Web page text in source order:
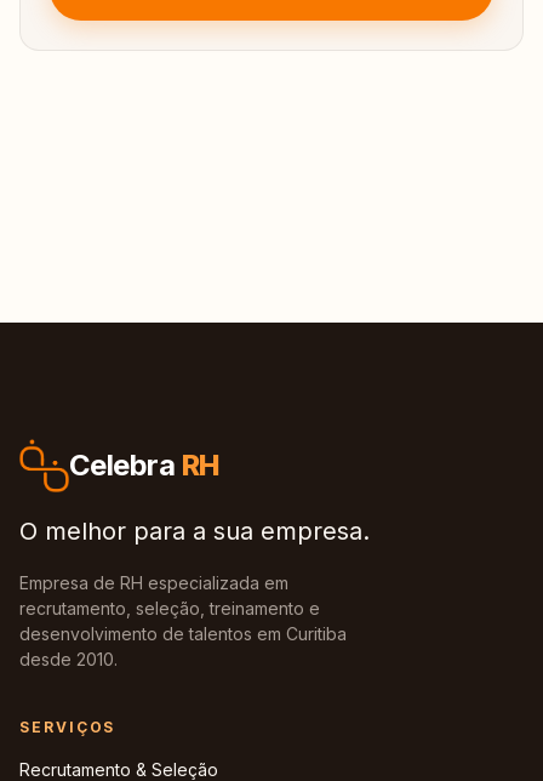
Celebra RH
O melhor para a sua empresa.
Empresa de RH especializada em
recrutamento, seleção, treinamento e
desenvolvimento de talentos em Curitiba
desde 2010.
SERVIÇOS
Recrutamento & Seleção